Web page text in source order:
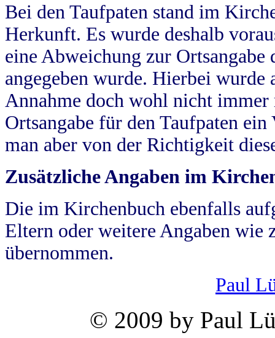
Bei den Taufpaten stand im
Herkunft. Es wurde deshalb
eine Abweichung zur
angegeben wurde. Hierbei wurde
Annahme doch wohl nicht
Ortsangabe für den Taufpaten
man aber von der Richtigkeit
Zusätzliche Angaben im
Die im Kirchenbuch ebenfalls
Eltern oder weitere Angaben wie
übernommen.
Paul
© 2009 by Paul